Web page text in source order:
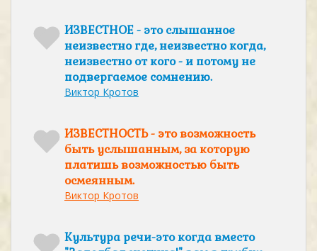
ИЗВЕСТНОЕ - это слышанное
неизвестно где, неизвестно когда,
неизвестно от кого - и потому не
подвергаемое сомнению.
Виктор Кротов
ИЗВЕСТНОСТЬ - это возможность
быть услышанным, за которую
платишь возможностью быть
осмеянным.
Виктор Кротов
Культура речи-это когда вместо